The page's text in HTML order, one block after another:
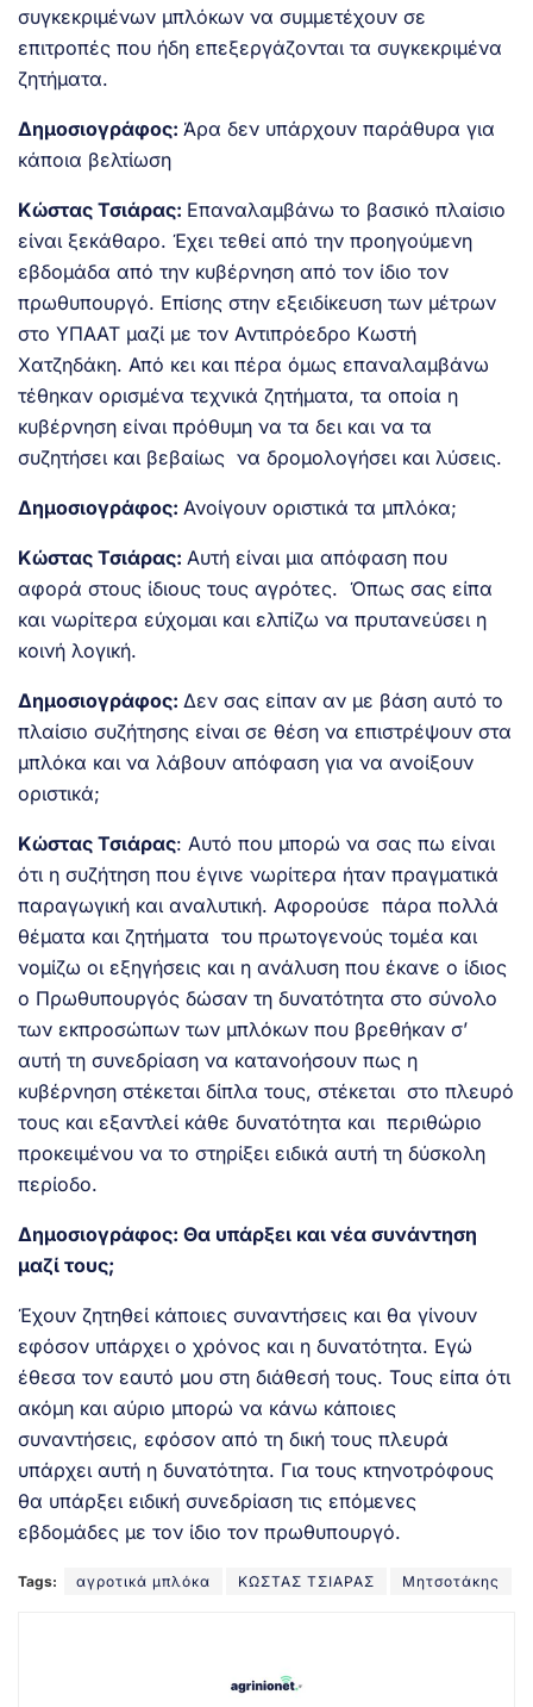
συγκεκριμένων μπλόκων να συμμετέχουν σε
επιτροπές που ήδη επεξεργάζονται τα συγκεκριμένα
ζητήματα.
Δημοσιογράφος: Άρα δεν υπάρχουν παράθυρα για
κάποια βελτίωση
Κώστας Τσιάρας: Επαναλαμβάνω το βασικό πλαίσιο
είναι ξεκάθαρο. Έχει τεθεί από την προηγούμενη
εβδομάδα από την κυβέρνηση από τον ίδιο τον
πρωθυπουργό. Επίσης στην εξειδίκευση των μέτρων
στο ΥΠΑΑΤ μαζί με τον Αντιπρόεδρο Κωστή
Χατζηδάκη. Από κει και πέρα όμως επαναλαμβάνω
τέθηκαν ορισμένα τεχνικά ζητήματα, τα οποία η
κυβέρνηση είναι πρόθυμη να τα δει και να τα
συζητήσει και βεβαίως να δρομολογήσει και λύσεις.
Δημοσιογράφος: Ανοίγουν οριστικά τα μπλόκα;
Κώστας Τσιάρας: Αυτή είναι μια απόφαση που
αφορά στους ίδιους τους αγρότες. Όπως σας είπα
και νωρίτερα εύχομαι και ελπίζω να πρυτανεύσει η
κοινή λογική.
Δημοσιογράφος: Δεν σας είπαν αν με βάση αυτό το
πλαίσιο συζήτησης είναι σε θέση να επιστρέψουν στα
μπλόκα και να λάβουν απόφαση για να ανοίξουν
οριστικά;
Κώστας Τσιάρας: Αυτό που μπορώ να σας πω είναι
ότι η συζήτηση που έγινε νωρίτερα ήταν πραγματικά
παραγωγική και αναλυτική. Αφορούσε πάρα πολλά
θέματα και ζητήματα του πρωτογενούς τομέα και
νομίζω οι εξηγήσεις και η ανάλυση που έκανε ο ίδιος
ο Πρωθυπουργός δώσαν τη δυνατότητα στο σύνολο
των εκπροσώπων των μπλόκων που βρεθήκαν σ’
αυτή τη συνεδρίαση να κατανοήσουν πως η
κυβέρνηση στέκεται δίπλα τους, στέκεται στο πλευρό
τους και εξαντλεί κάθε δυνατότητα και περιθώριο
προκειμένου να το στηρίξει ειδικά αυτή τη δύσκολη
περίοδο.
Δημοσιογράφος: Θα υπάρξει και νέα συνάντηση
μαζί τους;
Έχουν ζητηθεί κάποιες συναντήσεις και θα γίνουν
εφόσον υπάρχει ο χρόνος και η δυνατότητα. Εγώ
έθεσα τον εαυτό μου στη διάθεσή τους. Τους είπα ότι
ακόμη και αύριο μπορώ να κάνω κάποιες
συναντήσεις, εφόσον από τη δική τους πλευρά
υπάρχει αυτή η δυνατότητα. Για τους κτηνοτρόφους
θα υπάρξει ειδική συνεδρίαση τις επόμενες
εβδομάδες με τον ίδιο τον πρωθυπουργό.
Tags: αγροτικά μπλόκα ΚΩΣΤΑΣ ΤΣΙΑΡΑΣ Μητσοτάκης